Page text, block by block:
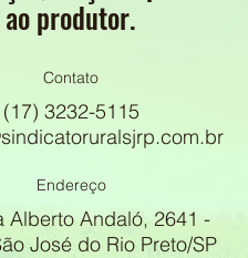
ao produtor.
Contato
(17) 3232-5115
Endereço
Alberto Andaló, 2641 -
José do Rio Preto/SP